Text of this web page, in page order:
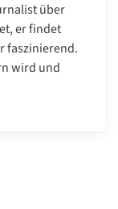
über
er findet
faszinierend.
wird und